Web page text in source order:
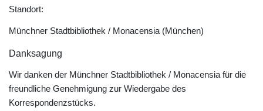
Standort:
Münchner Stadtbibliothek / Monacensia (München)
Danksagung
Wir danken der Münchner Stadtbibliothek / Monacensia für die
freundliche Genehmigung zur Wiedergabe des
Korrespondenzstücks.